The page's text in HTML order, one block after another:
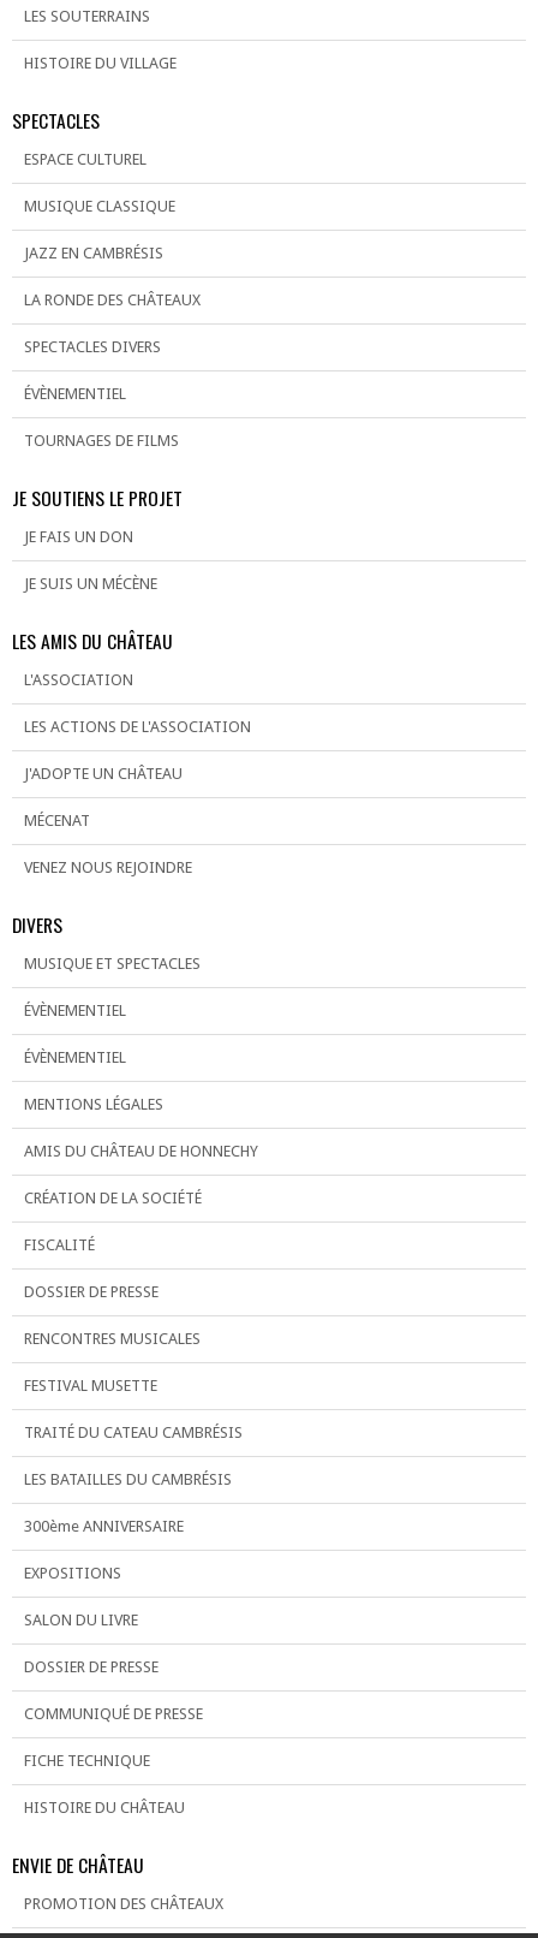
LES SOUTERRAINS
HISTOIRE DU VILLAGE
SPECTACLES
ESPACE CULTUREL
MUSIQUE CLASSIQUE
JAZZ EN CAMBRÉSIS
LA RONDE DES CHÂTEAUX
SPECTACLES DIVERS
ÉVÈNEMENTIEL
TOURNAGES DE FILMS
JE SOUTIENS LE PROJET
JE FAIS UN DON
JE SUIS UN MÉCÈNE
LES AMIS DU CHÂTEAU
L'ASSOCIATION
LES ACTIONS DE L'ASSOCIATION
J'ADOPTE UN CHÂTEAU
MÉCENAT
VENEZ NOUS REJOINDRE
DIVERS
MUSIQUE ET SPECTACLES
ÉVÈNEMENTIEL
ÉVÈNEMENTIEL
MENTIONS LÉGALES
AMIS DU CHÂTEAU DE HONNECHY
CRÉATION DE LA SOCIÉTÉ
FISCALITÉ
DOSSIER DE PRESSE
RENCONTRES MUSICALES
FESTIVAL MUSETTE
TRAITÉ DU CATEAU CAMBRÉSIS
LES BATAILLES DU CAMBRÉSIS
300ème ANNIVERSAIRE
EXPOSITIONS
SALON DU LIVRE
DOSSIER DE PRESSE
COMMUNIQUÉ DE PRESSE
FICHE TECHNIQUE
HISTOIRE DU CHÂTEAU
ENVIE DE CHÂTEAU
PROMOTION DES CHÂTEAUX